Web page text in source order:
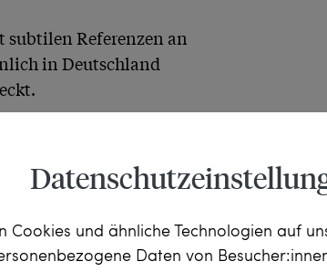
subtilen Referenzen an
in Deutschland
Cookies und ähnliche Technologien auf
Daten von